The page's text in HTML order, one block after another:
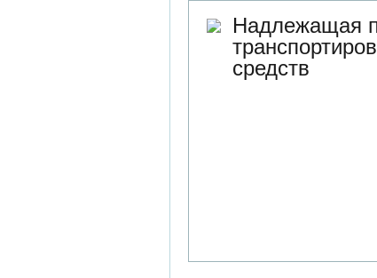
Надлежащая
средств